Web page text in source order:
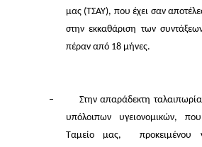
μας (ΤΣΑΥ), που έχει σαν
στην εκκαθάριση των
πέραν από 18 μήνες.
–
Στην απαράδεκτη
υπόλοιπων υγειονομικών,
Ταμείο μας,
προκειμένου